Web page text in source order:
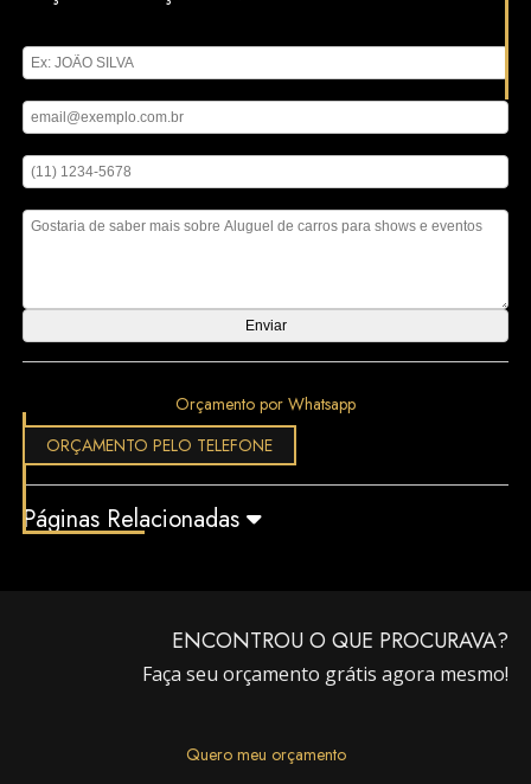
Orçamento por Whatsapp
ORÇAMENTO PELO TELEFONE
Páginas Relacionadas
ENCONTROU O QUE PROCURAVA?
Faça seu orçamento grátis agora mesmo!
Quero meu orçamento